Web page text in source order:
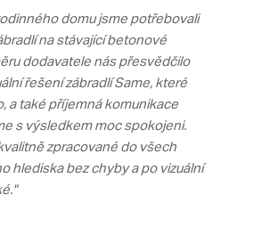
domu jsme potřebovali
na stávající betonové
dodavatele nás přesvědčilo
řešení zábradlí Same, které
a také příjemná komunikace
s výsledkem moc spokojeni.
zpracované do všech
hlediska bez chyby a po vizuální